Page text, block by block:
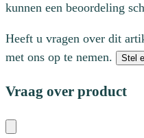
kunnen een beoordeling
Heeft u vragen over dit
met ons op te nemen.
Stel
Vraag over product